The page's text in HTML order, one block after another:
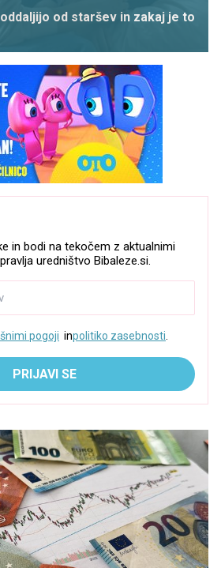
od staršev in zakaj je to
in bodi na tekočem z aktualnimi
uredništvo Bibaleze.si.
pogoji inpolitiko zasebnosti.
PRIJAVI SE